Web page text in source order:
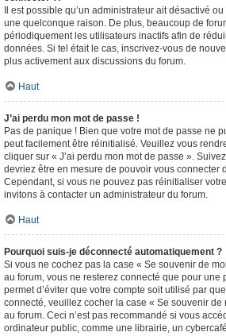
Il est possible qu’un administrateur ait désactivé
une quelconque raison. De plus, beaucoup de
périodiquement les utilisateurs inactifs afin de
données. Si tel était le cas, inscrivez-vous de
plus activement aux discussions du forum.
Haut
J’ai perdu mon mot de passe !
Pas de panique ! Bien que votre mot de passe ne
peut facilement être réinitialisé. Veuillez vous
cliquer sur « J’ai perdu mon mot de passe ».
devriez être en mesure de pouvoir vous connecter
Cependant, si vous ne pouvez pas réinitialiser
invitons à contacter un administrateur du forum.
Haut
Pourquoi suis-je déconnecté automatiquement ?
Si vous ne cochez pas la case « Se souvenir de
au forum, vous ne resterez connecté que pour une
permet d’éviter que votre compte soit utilisé par
connecté, veuillez cocher la case « Se souvenir
au forum. Ceci n’est pas recommandé si vous
ordinateur public, comme une librairie, un